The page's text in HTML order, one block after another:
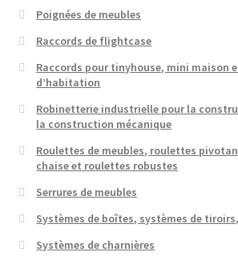
Poignées de meubles
Raccords de flightcase
Raccords pour tinyhouse, mini maison
d’habitation
Robinetterie industrielle pour la
la construction mécanique
Roulettes de meubles, roulettes
chaise et roulettes robustes
Serrures de meubles
Systèmes de boîtes, systèmes de
Systèmes de charnières